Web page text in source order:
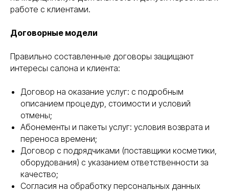
работе с клиентами.
Договорные модели
Правильно составленные договоры защищают
интересы салона и клиента:
Договор на оказание услуг: с подробным
описанием процедур, стоимости и условий
отмены;
Абонементы и пакеты услуг: условия возврата и
переноса времени;
Договор с подрядчиками (поставщики косметики,
оборудования) с указанием ответственности за
качество;
Согласия на обработку персональных данных